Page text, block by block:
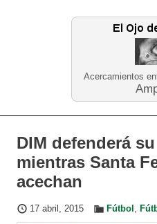
Acercamientos
DIM defenderá
mientras Santa
acechan
17 abril, 2015 Fútbol ,